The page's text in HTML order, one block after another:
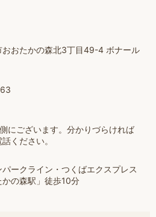
おおたかの森北3丁目49-4 ボナール
にございます。分かりづらければ
ください。
ークライン・つくばエクスプレス
かの森駅」徒歩10分